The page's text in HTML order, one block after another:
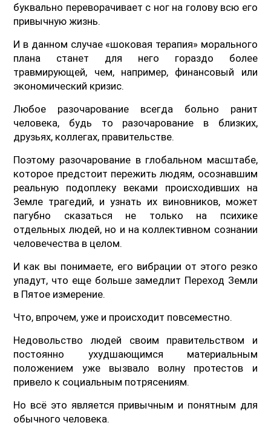
буквально переворачивает с ног на голову всю его
привычную жизнь.
И в данном случае «шоковая терапия» морального
плана станет для него гораздо более
травмирующей, чем, например, финансовый или
экономический кризис.
Любое разочарование всегда больно ранит
человека, будь то разочарование в близких,
друзьях, коллегах, правительстве.
Поэтому разочарование в глобальном масштабе,
которое предстоит пережить людям, осознавшим
реальную подоплеку веками происходивших на
Земле трагедий, и узнать их виновников, может
пагубно сказаться не только на психике
отдельных людей, но и на коллективном сознании
человечества в целом.
И как вы понимаете, его вибрации от этого резко
упадут, что еще больше замедлит Переход Земли
в Пятое измерение.
Что, впрочем, уже и происходит повсеместно.
Недовольство людей своим правительством и
постоянно ухудшающимся материальным
положением уже вызвало волну протестов и
привело к социальным потрясениям.
Но всё это является привычным и понятным для
обычного человека.